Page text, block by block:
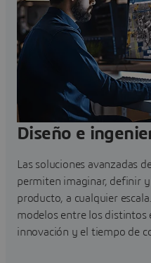
Diseño e
Las soluciones avanzadas
permiten imaginar, definir
producto, a cualquier
modelos entre los distintos
innovación y el tiempo de